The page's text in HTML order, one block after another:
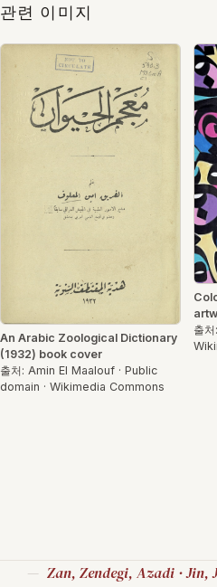
관련 이미지
An Arabic Zoological Dictionary
(1932) book cover
출처: Amin El Maalouf · Public
domain · Wikimedia Commons
출
Zan, Zendegi, Azadi · Jin,